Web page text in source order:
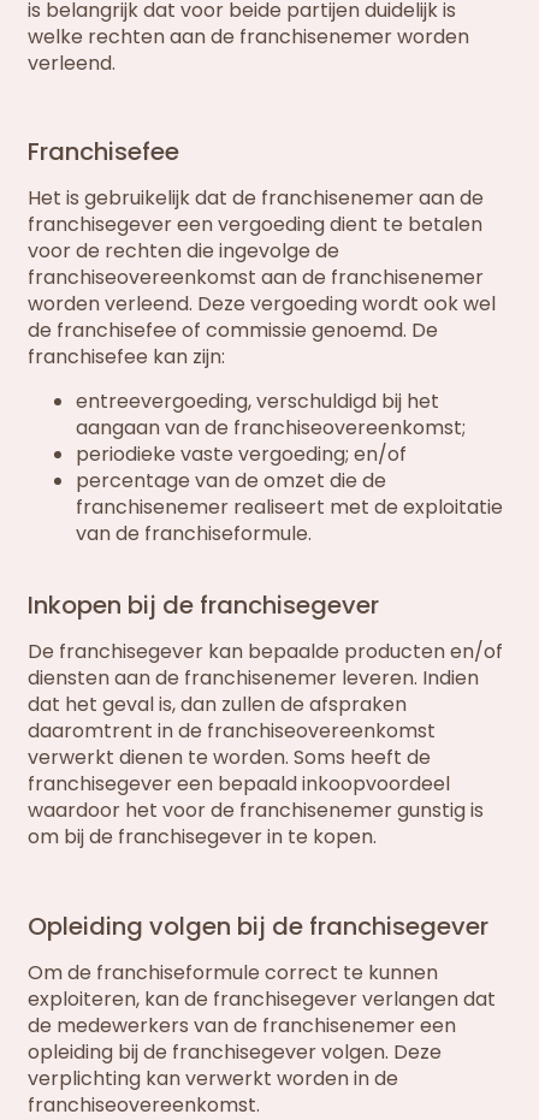
is belangrijk dat voor beide partijen duidelijk is
welke rechten aan de franchisenemer worden
verleend.
Franchisefee
Het is gebruikelijk dat de franchisenemer aan de
franchisegever een vergoeding dient te betalen
voor de rechten die ingevolge de
franchiseovereenkomst aan de franchisenemer
worden verleend. Deze vergoeding wordt ook wel
de franchisefee of commissie genoemd. De
franchisefee kan zijn:
entreevergoeding, verschuldigd bij het
aangaan van de franchiseovereenkomst;
periodieke vaste vergoeding; en/of
percentage van de omzet die de
franchisenemer realiseert met de exploitatie
van de franchiseformule.
Inkopen bij de franchisegever
De franchisegever kan bepaalde producten en/of
diensten aan de franchisenemer leveren. Indien
dat het geval is, dan zullen de afspraken
daaromtrent in de franchiseovereenkomst
verwerkt dienen te worden. Soms heeft de
franchisegever een bepaald inkoopvoordeel
waardoor het voor de franchisenemer gunstig is
om bij de franchisegever in te kopen.
Opleiding volgen bij de franchisegever
Om de franchiseformule correct te kunnen
exploiteren, kan de franchisegever verlangen dat
de medewerkers van de franchisenemer een
opleiding bij de franchisegever volgen. Deze
verplichting kan verwerkt worden in de
franchiseovereenkomst.